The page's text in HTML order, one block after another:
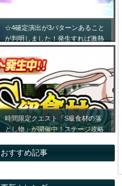
☆4確定演出が3パターンあること
が判明しました！発生すれば激熱
です！！
時間限定クエスト「S級食材の落
とし物」が開催中！ステージ攻略
した！
おすすめ記事